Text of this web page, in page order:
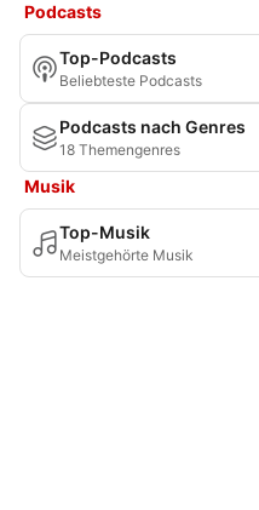
Podcasts
Top-Podcasts
Beliebteste Podcasts
Podcasts nach Genres
18 Themengenres
Musik
Top-Musik
Meistgehörte Musik